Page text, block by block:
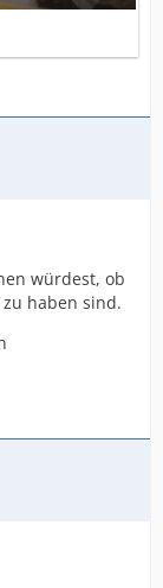
würdest, ob
haben sind.